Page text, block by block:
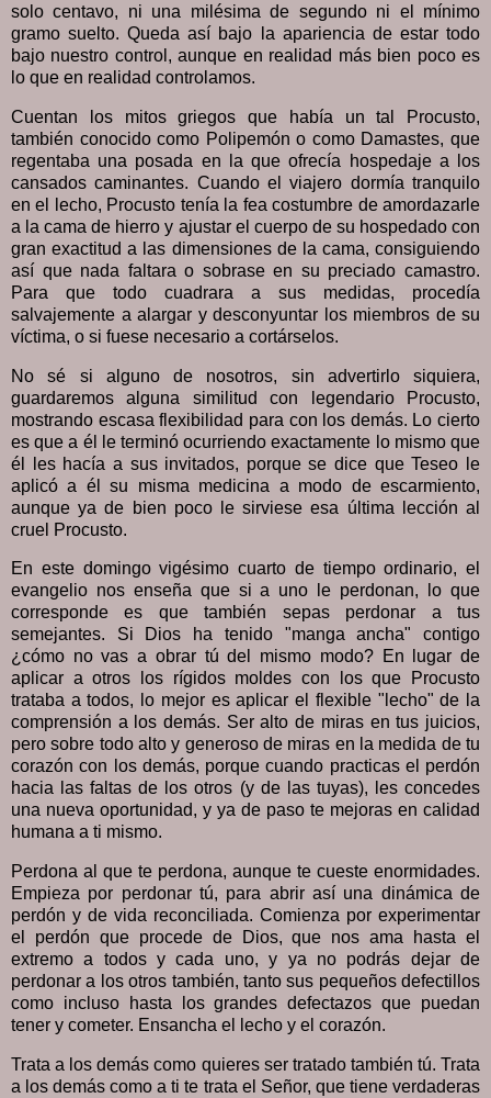
solo centavo, ni una milésima de segundo ni el mínimo
gramo suelto. Queda así bajo la apariencia de estar todo
bajo nuestro control, aunque en realidad más bien poco es
lo que en realidad controlamos.
Cuentan los mitos griegos que había un tal Procusto,
también conocido como Polipemón o como Damastes, que
regentaba una posada en la que ofrecía hospedaje a los
cansados caminantes. Cuando el viajero dormía tranquilo
en el lecho, Procusto tenía la fea costumbre de amordazarle
a la cama de hierro y ajustar el cuerpo de su hospedado con
gran exactitud a las dimensiones de la cama, consiguiendo
así que nada faltara o sobrase en su preciado camastro.
Para que todo cuadrara a sus medidas, procedía
salvajemente a alargar y desconyuntar los miembros de su
víctima, o si fuese necesario a cortárselos.
No sé si alguno de nosotros, sin advertirlo siquiera,
guardaremos alguna similitud con legendario Procusto,
mostrando escasa flexibilidad para con los demás. Lo cierto
es que a él le terminó ocurriendo exactamente lo mismo que
él les hacía a sus invitados, porque se dice que Teseo le
aplicó a él su misma medicina a modo de escarmiento,
aunque ya de bien poco le sirviese esa última lección al
cruel Procusto.
En este domingo vigésimo cuarto de tiempo ordinario, el
evangelio nos enseña que si a uno le perdonan, lo que
corresponde es que también sepas perdonar a tus
semejantes. Si Dios ha tenido "manga ancha" contigo
¿cómo no vas a obrar tú del mismo modo? En lugar de
aplicar a otros los rígidos moldes con los que Procusto
trataba a todos, lo mejor es aplicar el flexible "lecho" de la
comprensión a los demás. Ser alto de miras en tus juicios,
pero sobre todo alto y generoso de miras en la medida de tu
corazón con los demás, porque cuando practicas el perdón
hacia las faltas de los otros (y de las tuyas), les concedes
una nueva oportunidad, y ya de paso te mejoras en calidad
humana a ti mismo.
Perdona al que te perdona, aunque te cueste enormidades.
Empieza por perdonar tú, para abrir así una dinámica de
perdón y de vida reconciliada. Comienza por experimentar
el perdón que procede de Dios, que nos ama hasta el
extremo a todos y cada uno, y ya no podrás dejar de
perdonar a los otros también, tanto sus pequeños defectillos
como incluso hasta los grandes defectazos que puedan
tener y cometer. Ensancha el lecho y el corazón.
Trata a los demás como quieres ser tratado también tú. Trata
a los demás como a ti te trata el Señor, que tiene verdaderas